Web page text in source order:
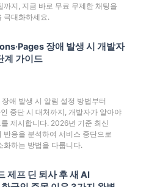
까지, 지금 바로 무료 무제한 채팅을
극대화하세요.
장애 발생 시 개발자
계 가이드
애 발생 시 알림 설정 방법부터
중단 시 대처까지, 개발자가 알아야
제시합니다. 2026년 기준 최신
반응을 분석하여 서비스 중단으로
화하는 방법을 다룹니다.
제프 딘 퇴사 후 새 AI